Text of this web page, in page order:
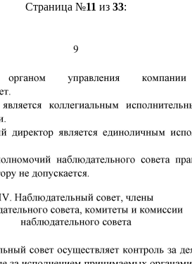
Страница №11 из 33: